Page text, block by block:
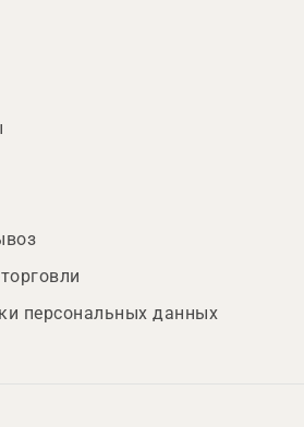
персональных данных